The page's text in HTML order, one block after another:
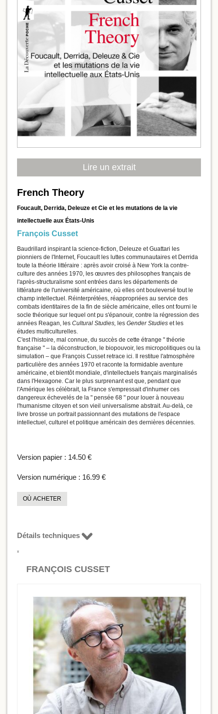
Lire un extrait
French Theory
Foucault, Derrida, Deleuze et Cie et les mutations de la vie
intellectuelle aux États-Unis
François Cusset
Baudrillard inspirant la science-fiction, Deleuze et Guattari les
pionniers de l'Internet, Foucault les luttes communautaires et Derrida
toute la théorie littéraire : après avoir croisé à New York la contre-
culture des années 1970, les œuvres des philosophes français de
l'après-structuralisme sont entrées dans les départements de
littérature de l'université américaine, où elles ont bouleversé tout le
champ intellectuel. Réinterprétées, réappropriées au service des
combats identitaires de la fin de siècle américaine, elles ont fourni le
socle théorique sur lequel ont pu s'épanouir, contre la régression des
années Reagan, les Cultural Studies, les Gender Studies et les
études multiculturelles.
C'est l'histoire, mal connue, du succès de cette étrange " théorie
française " – la déconstruction, le biopouvoir, les micropolitiques ou la
simulation – que François Cusset retrace ici. Il restitue l'atmosphère
particulière des années 1970 et raconte la formidable aventure
américaine, et bientôt mondiale, d'intellectuels français marginalisés
dans l'Hexagone. Car le plus surprenant est que, pendant que
l'Amérique les célébrait, la France s'empressait d'inhumer ces
dangereux échevelés de la " pensée 68 " pour louer à nouveau
l'humanisme citoyen et son vieil universalisme abstrait. Au-delà, ce
livre brosse un portrait passionnant des mutations de l'espace
intellectuel, culturel et politique américain des dernières décennies.
Version papier : 14.50 €
Version numérique : 16.99 €
OÙ ACHETER
Détails techniques
FRANÇOIS CUSSET